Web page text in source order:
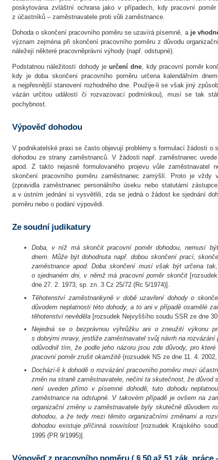
poskytována zvláštní ochrana jako v případech, kdy pracovní
z účastníků – zaměstnavatele proti vůli zaměstnance.
Dohoda o skončení pracovního poměru se uzavírá písemně, a je
význam zejména při skončení pracovního poměru z důvodu
náležejí některé pracovněprávní výhody (např. odstupné).
Podstatnou náležitostí dohody je určení dne , kdy pracovní poměr
kdy je doba skončení pracovního poměru určena kalendářním
a nejpřesnější stanovení rozhodného dne. Použije-li se však jiný
vázán určitou událostí či rozvazovací podmínkou), musí se tak
pochybnost.
Výpověď dohodou
V podnikatelské praxi se často objevují problémy s formulací žádosti o
dohodou ze strany zaměstnanců. V žádosti např. zaměstnanec
apod. Z takto nejasně formulovaného projevu vůle zaměstnavatel
skončení pracovního poměru zaměstnanec zamýšlí. Proto je vždy
(zpravidla zaměstnanec personálního úseku nebo statutární
a v ústním jednání si vysvětlili, zda se jedná o žádost ke sjednání
poměru nebo o podání výpovědi.
Ze soudní judikatury
Doba, v níž má skončit pracovní poměr dohodou, nemusí
dnem. Může být dohodnuta např. dobou skončení prací,
zaměstnance apod. Doba skončení musí však být určena
o sjednaném dni, v němž má pracovní poměr skončit
dne 27. 2. 1973, sp. zn. 3 Cz 25/72 (Rc 5/1974)].
Těhotenství zaměstnankyně v době uzavření dohody o
důvodem neplatnosti této dohody, a to ani v případě osamělé
těhotenství nevěděla [rozsudek Nejvyššího soudu SSR ze dne
Nejedná se o bezprávnou výhrůžku ani o zneužití výkonu
s dobrými mravy, jestliže zaměstnavatel svůj návrh na rozvázání
odůvodnil tím, že podle jeho názoru jsou zde důvody, pro
pracovní poměr zrušit okamžitě (rozsudek NS ze dne 11. 4.
Dochází-li k dohodě o rozvázání pracovního poměru mezi
změn na straně zaměstnavatele, nečiní ta skutečnost, že důvod
není uveden přímo v písemné dohodě, tuto dohodu
zaměstnance na odstupné. V takovém případě je ovšem na
organizační změny u zaměstnavatele byly skutečně důvodem
dohodou, a že tedy mezi těmito organizačními změnami a
dohodou existuje příčinná souvislost [rozsudek Krajského
1995 (PR 9/1995)].